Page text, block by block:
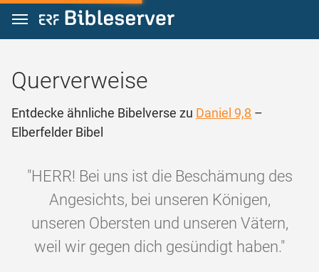
Zum Inhalt springen
Querverweise
Entdecke ähnliche Bibelverse zu Daniel 9,8 –
Elberfelder Bibel
"HERR! Bei uns ist die Beschämung des
Angesichts, bei unseren Königen,
unseren Obersten und unseren Vätern,
weil wir gegen dich gesündigt haben."